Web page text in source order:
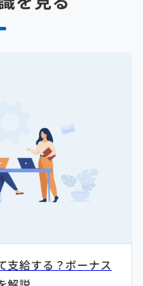
支給する？ボーナス